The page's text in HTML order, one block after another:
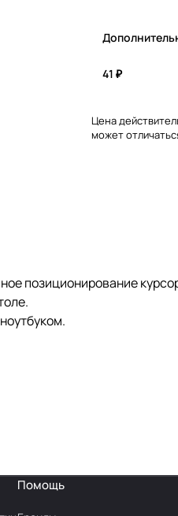
41 ₽
Цена
может
позиционирование
Помощь